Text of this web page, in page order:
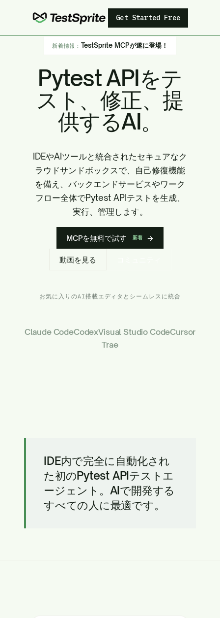
Get Started Free
新着情報： TestSprite MCPが遂に登場！
Pytest APIをテ
スト、修正、提
供するAI。
IDEやAIツールと統合されたセキュアなク
ラウドサンドボックスで、自己修復機能
を備え、バックエンドサービスやワーク
フロー全体でPytest APIテストを生成、
実行、管理します。
MCPを無料で試す 新着 →
動画を見る
お気に入りのAI搭載エディタとシームレスに統合
Claude CodeCodexVisual Studio CodeCursor
Trae
IDE内で完全に自動化され
た初のPytest APIテストエ
ージェント。AIで開発する
すべての人に最適です。